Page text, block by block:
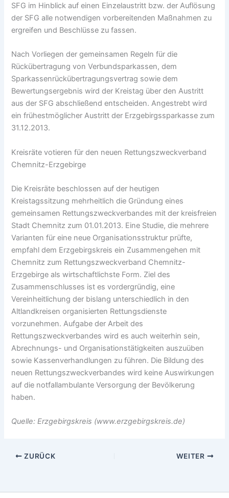
SFG im Hinblick auf einen Einzelaustritt bzw. der Auflösung
der SFG alle notwendigen vorbereitenden Maßnahmen zu
ergreifen und Beschlüsse zu fassen.
Nach Vorliegen der gemeinsamen Regeln für die
Rückübertragung von Verbundsparkassen, dem
Sparkassenrückübertragungsvertrag sowie dem
Bewertungsergebnis wird der Kreistag über den Austritt
aus der SFG abschließend entscheiden. Angestrebt wird
ein frühestmöglicher Austritt der Erzgebirgssparkasse zum
31.12.2013.
Kreisräte votieren für den neuen Rettungszweckverband
Chemnitz-Erzgebirge
Die Kreisräte beschlossen auf der heutigen
Kreistagssitzung mehrheitlich die Gründung eines
gemeinsamen Rettungszweckverbandes mit der kreisfreien
Stadt Chemnitz zum 01.01.2013. Eine Studie, die mehrere
Varianten für eine neue Organisationsstruktur prüfte,
empfahl dem Erzgebirgskreis ein Zusammengehen mit
Chemnitz zum Rettungszweckverband Chemnitz-
Erzgebirge als wirtschaftlichste Form. Ziel des
Zusammenschlusses ist es vordergründig, eine
Vereinheitlichung der bislang unterschiedlich in den
Altlandkreisen organisierten Rettungsdienste
vorzunehmen. Aufgabe der Arbeit des
Rettungszweckverbandes wird es auch weiterhin sein,
Abrechnungs- und Organisationstätigkeiten auszuüben
sowie Kassenverhandlungen zu führen. Die Bildung des
neuen Rettungszweckverbandes wird keine Auswirkungen
auf die notfallambulante Versorgung der Bevölkerung
haben.
Quelle: Erzgebirgskreis (www.erzgebirgskreis.de)
ZURÜCK WEITER